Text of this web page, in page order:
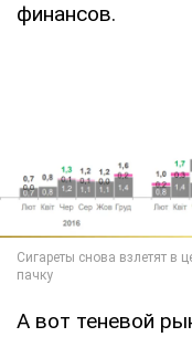
финансов.
А вот теневой